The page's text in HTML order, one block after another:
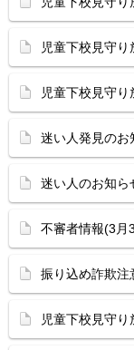
児童下校見守り
児童下校見守り
迷い人発見のお
迷い人のお知
不審者情報(3月
振り込め詐欺注
児童下校見守り